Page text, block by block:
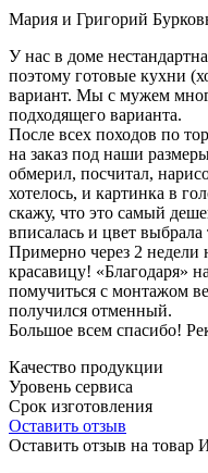
Мария и Григорий
У нас в доме
поэтому готовые кухни
вариант. Мы с мужем
подходящего варианта.
После всех походов по
на заказ под наши
обмерил, посчитал,
хотелось, и картинка в
скажу, что это самый
вписалась и цвет
Примерно через 2
красавицу! «Благодаря»
помучиться с монтажом
получился отменный.
Большое всем спасибо!
Качество продукции
Уровень сервиса
Срок изготовления
Оставить отзыв
Оставить отзыв на товар